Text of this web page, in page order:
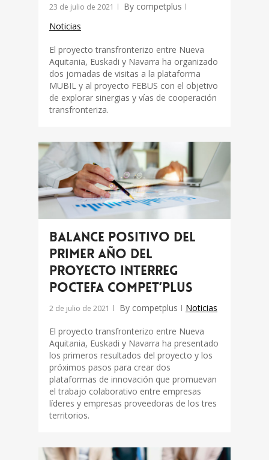
23 de julio de 2021 By competplus
Noticias
El proyecto transfronterizo entre Nueva
Aquitania, Euskadi y Navarra ha organizado
dos jornadas de visitas a la plataforma
MUBIL y al proyecto FEBUS con el objetivo
de explorar sinergias y vías de cooperación
transfronteriza.
Balance positivo del
primer año del
proyecto Interreg
POCTEFA COMPET’plus
2 de julio de 2021 By competplus Noticias
El proyecto transfronterizo entre Nueva
Aquitania, Euskadi y Navarra ha presentado
los primeros resultados del proyecto y los
próximos pasos para crear dos
plataformas de innovación que promuevan
el trabajo colaborativo entre empresas
líderes y empresas proveedoras de los tres
territorios.